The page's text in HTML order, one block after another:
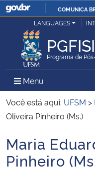
COMUNICA
Ministério da Justiça e
Ministério da Defesa
Ministério das Relações
Ministério da Infraestrutura
LANGUAGES
Programa de
Menu Menu
Você está aqui: UFSM >
Oliveira Pinheiro (Ms.)
Início do conteúdo
Maria
Pinheiro